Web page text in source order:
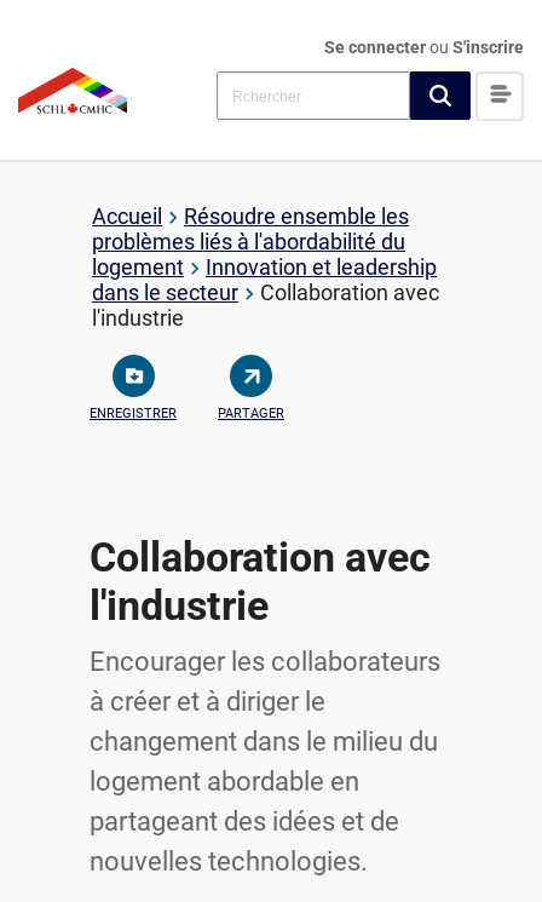
Se connecterou S'inscrire
Accueil
Résoudre ensemble les
problèmes liés à l'abordabilité du
logement
Innovation et leadership
dans le secteur
Collaboration avec
l'industrie
ENREGISTRER PARTAGER
Collaboration avec
l'industrie
Encourager les collaborateurs
à créer et à diriger le
changement dans le milieu du
logement abordable en
partageant des idées et de
nouvelles technologies.